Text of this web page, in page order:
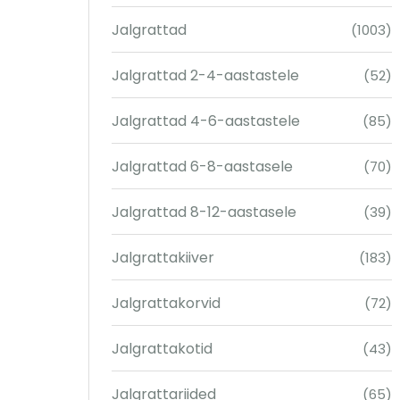
Jalgrattad (1003)
Jalgrattad 2-4-aastastele (52)
Jalgrattad 4-6-aastastele (85)
Jalgrattad 6-8-aastasele (70)
Jalgrattad 8-12-aastasele (39)
Jalgrattakiiver (183)
Jalgrattakorvid (72)
Jalgrattakotid (43)
Jalgrattariided (65)